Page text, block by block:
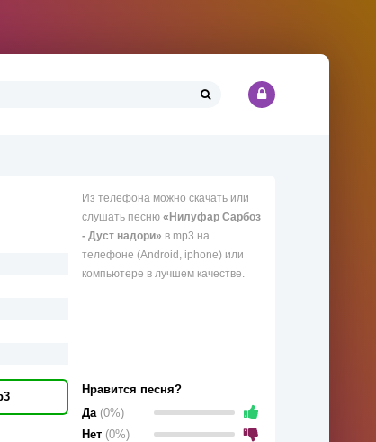
Из телефона можно скачать или
слушать песню «Нилуфар Сарбоз
- Дуст надори» в mp3 на
телефоне (Android, iphone) или
компьютере в лучшем качестве.
Нравится песня?
Да (0%)
Нет (0%)